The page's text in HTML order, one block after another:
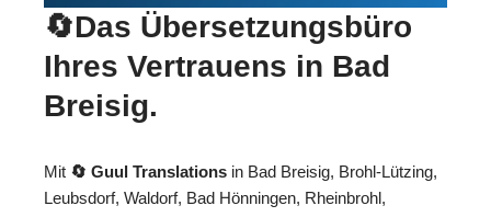
🔄Das Übersetzungsbüro
Ihres Vertrauens in Bad
Breisig.
Mit 🔄 Guul Translations in Bad Breisig, Brohl-Lützing,
Leubsdorf, Waldorf, Bad Hönningen, Rheinbrohl,